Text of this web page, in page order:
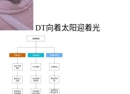
DT向着太阳迎着光